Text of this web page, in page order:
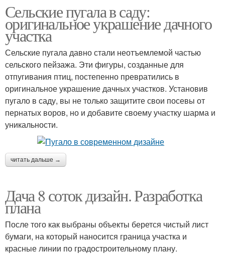
Сельские пугала в саду:
оригинальное украшение дачного
участка
Сельские пугала давно стали неотъемлемой частью
сельского пейзажа. Эти фигуры, созданные для
отпугивания птиц, постепенно превратились в
оригинальное украшение дачных участков. Установив
пугало в саду, вы не только защитите свои посевы от
пернатых воров, но и добавите своему участку шарма и
уникальности.
читать дальше →
Дача 8 соток дизайн. Разработка
плана
После того как выбраны объекты берется чистый лист
бумаги, на который наносится граница участка и
красные линии по градостроительному плану.